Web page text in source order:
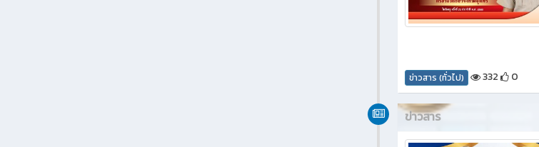
ข่าวสาร (ทั่วไป) 332 0
ข่าวสาร